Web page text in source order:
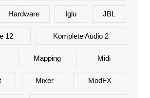
Hardware Iglu JBL
12 Komplete Audio 2
Mapping Midi
Mixer ModFX